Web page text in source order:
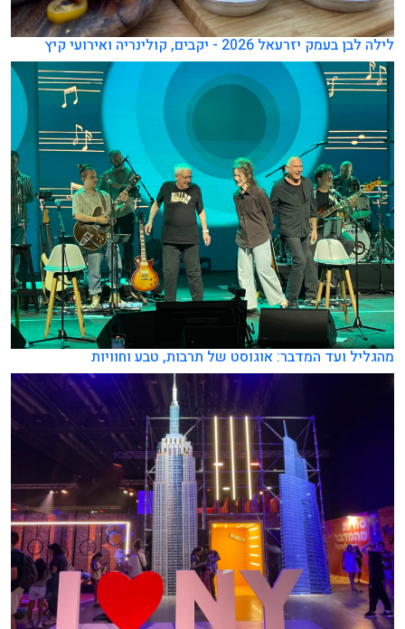
לילה לבן בעמק יזרעאל 2026 - יקבים, קולינריה ואירועי קיץ
מהגליל ועד המדבר: אוגוסט של תרבות, טבע וחוויות